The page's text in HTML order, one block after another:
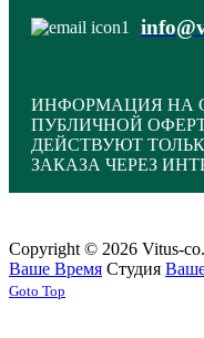
ИНФОРМАЦИЯ НА
ПУБЛИЧНОЙ
ДЕЙСТВУЮТ
ЗАКАЗА ЧЕРЕЗ
Copyright © 2026 Vitus-
Ваше Время Студия
Joomla! 3 Templates
Goto Top